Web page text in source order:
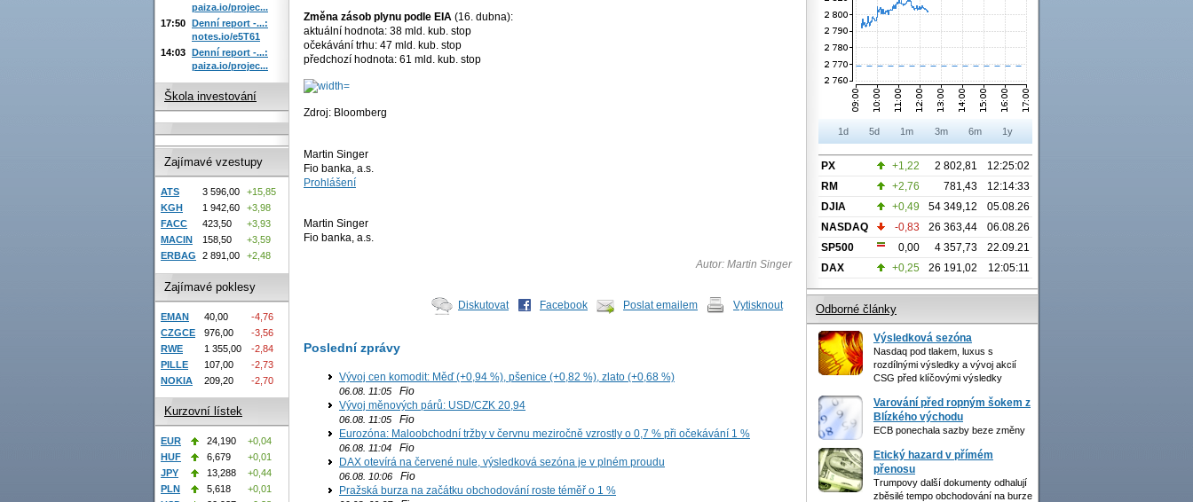
Změna zásob plynu podle EIA (16. dubna):
aktuální hodnota: 38 mld. kub. stop
očekávání trhu: 47 mld. kub. stop
předchozí hodnota: 61 mld. kub. stop
Zdroj: Bloomberg
Martin Singer
Fio banka, a.s.
Prohlášení
Martin Singer
Fio banka, a.s.
Autor: Martin Singer
Diskutovat Facebook Poslat emailem Vytisknout
Poslední zprávy
Vývoj cen komodit: Měď (+0,94 %), pšenice (+0,82 %), zlato (+0,68 %)
06.08. 11:05 Fio
Vývoj měnových párů: USD/CZK 20,94
06.08. 11:05 Fio
Eurozóna: Maloobchodní tržby v červnu meziročně vzrostly o 0,7 % při očekávání 1 %
06.08. 11:04 Fio
DAX otevírá na červené nule, výsledková sezóna je v plném proudu
06.08. 10:06 Fio
Pražská burza na začátku obchodování roste téměř o 1 %
paiza.io/projec...
17:50 Denní report -...:
notes.io/e5T61
14:03 Denní report -...:
paiza.io/projec...
Škola investování
Zajímavé vzestupy
ATS 3 596,00
+15,85
KGH
1 942,60
+3,98
FACC
423,50
+3,93
MACIN
158,50
+3,59
ERBAG
2 891,00 +2,48
Zajímavé poklesy
EMAN 40,00
-4,76
CZGCE
976,00
-3,56
RWE
1 355,00
-2,84
PILLE
107,00
-2,73
NOKIA
209,20 -2,70
Kurzovní lístek
EUR 24,190
+0,04
HUF
6,679
+0,01
JPY
13,288
+0,44
PLN
5,618
+0,01
1d 5d 1m 3m 6m 1y
PX +1,22 2 802,81
12:25:02
RM
+2,76 781,43
12:14:33
DJIA
+0,49 54 349,12
05.08.26
NASDAQ
-0,83 26 363,44
06.08.26
SP500
0,00 4 357,73
22.09.21
DAX
+0,25 26 191,02 12:05:11
Odborné články
Výsledková sezóna
Nasdaq pod tlakem, luxus s
rozdílnými výsledky a vývoj akcií
CSG před klíčovými výsledky
Varování před ropným šokem z
Blízkého východu
ECB ponechala sazby beze změny
Etický hazard v přímém
přenosu
Trumpovy další dokumenty odhalují
zběsilé tempo obchodování na burze